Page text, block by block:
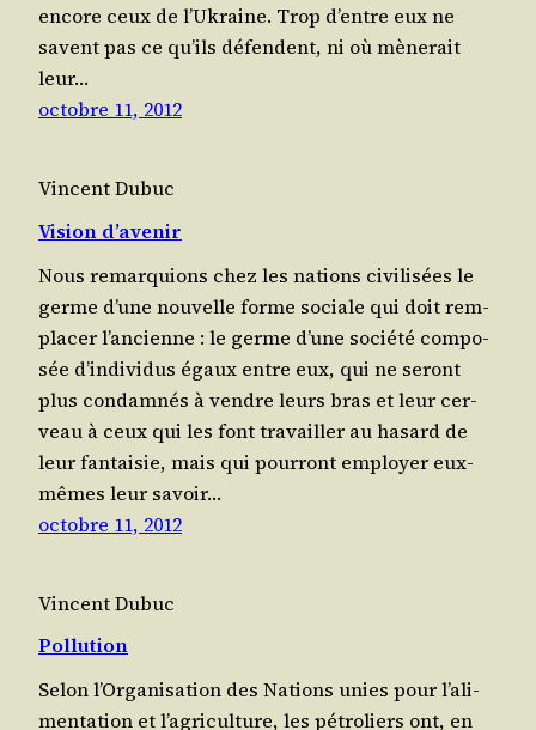
encore ceux de l’U­kraine. Trop d’entre eux ne
savent pas ce qu’ils défendent, ni où mène­rait
leur…
octobre 11, 2012
Vincent Dubuc
Vision d’avenir
Nous remar­quions chez les nations civi­li­sées le
germe d’une nou­velle forme sociale qui doit rem­
pla­cer l’an­cienne : le germe d’une socié­té com­po­
sée d’in­di­vi­dus égaux entre eux, qui ne seront
plus condam­nés à vendre leurs bras et leur cer­
veau à ceux qui les font tra­vailler au hasard de
leur fan­tai­sie, mais qui pour­ront employer eux-
mêmes leur savoir…
octobre 11, 2012
Vincent Dubuc
Pollution
Selon l’Or­ga­ni­sa­tion des Nations unies pour l’a­li­
men­ta­tion et l’a­gri­cul­ture, les pétro­liers ont, en